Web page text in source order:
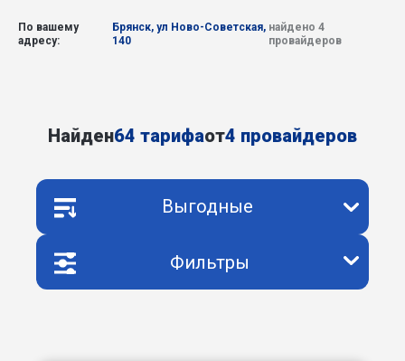
По вашему
адресу:
Брянск, ул Ново-Советская,
140
найдено 4
провайдеров
Найден64 тарифаот4 провайдеров
Выгодные
Фильтры